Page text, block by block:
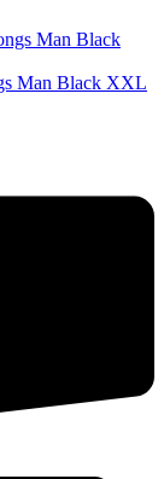
Man Black XXL